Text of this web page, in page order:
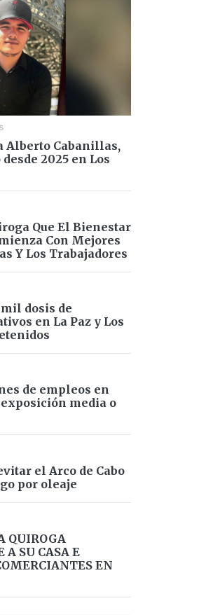
Alberto Cabanillas,
2025 en Los
Que El Bienestar
Con Mejores
Y Los Trabajadores
dosis de
en La Paz y Los
de empleos en
media o
el Arco de Cabo
por oleaje
QUIROGA
A SU CASA E
EN